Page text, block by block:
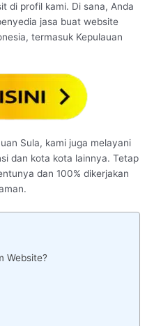
di profil kami. Di sana, Anda
jasa buat website
termasuk Kepulauan
Sula, kami juga melayani
dan kota kota lainnya. Tetap
dan 100% dikerjakan
Website?